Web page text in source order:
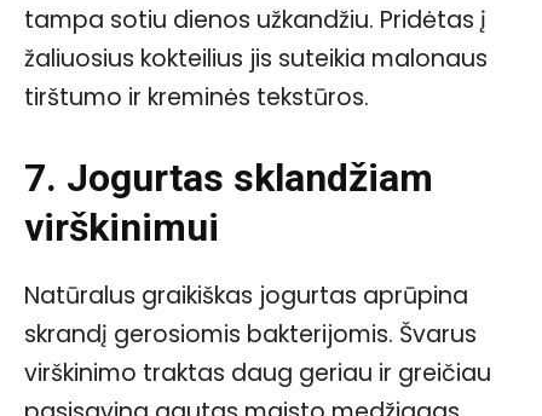
tampa sotiu dienos užkandžiu. Pridėtas į
žaliuosius kokteilius jis suteikia malonaus
tirštumo ir kreminės tekstūros.
7. Jogurtas sklandžiam
virškinimui
Natūralus graikiškas jogurtas aprūpina
skrandį gerosiomis bakterijomis. Švarus
virškinimo traktas daug geriau ir greičiau